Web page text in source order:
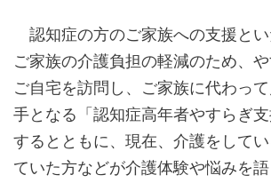
認知症の方のご家族への支援とい
ご家族の介護負担の軽減のため、
ご自宅を訪問し、ご家族に代わっ
手となる「認知症高年者やすらぎ
するとともに、現在、介護をして
ていた方などが介護体験や悩みを